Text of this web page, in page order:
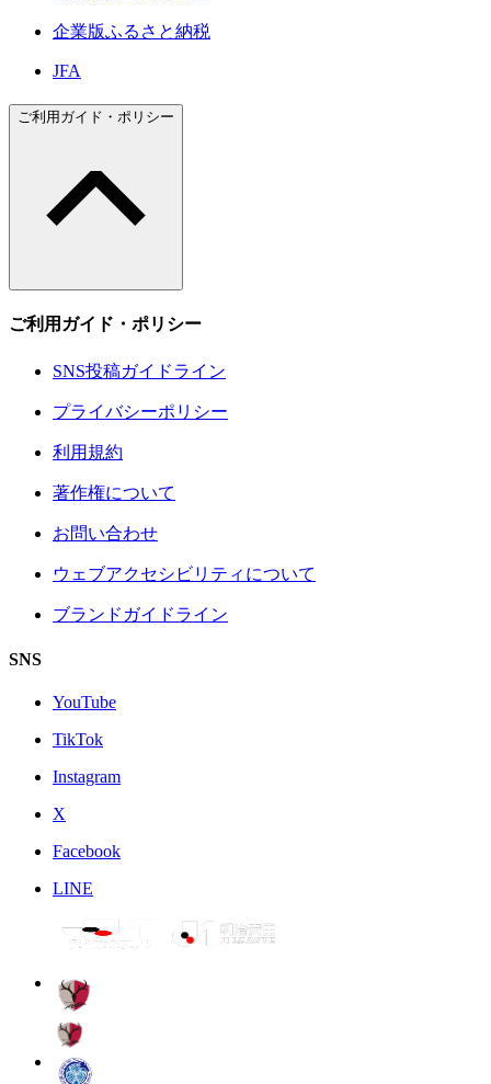
企業版ふるさと納税
JFA
ご利用ガイド・ポリシー
ご利用ガイド・ポリシー
SNS投稿ガイドライン
プライバシーポリシー
利用規約
著作権について
お問い合わせ
ウェブアクセシビリティについて
ブランドガイドライン
SNS
YouTube
TikTok
Instagram
X
Facebook
LINE